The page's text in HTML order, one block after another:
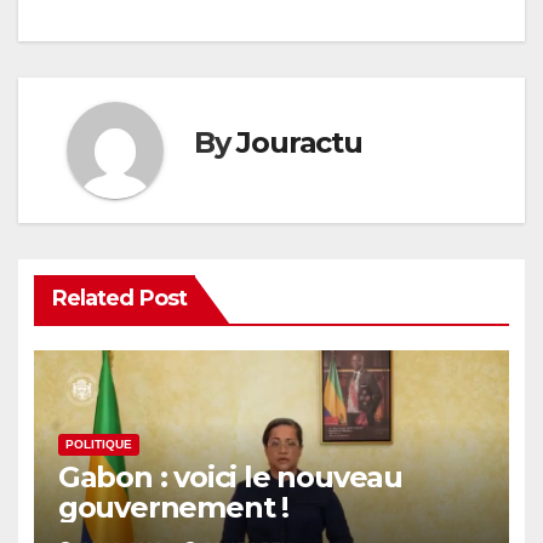
ByJouractu
Related Post
POLITIQUE
Gabon : voici le nouveau
gouvernement !